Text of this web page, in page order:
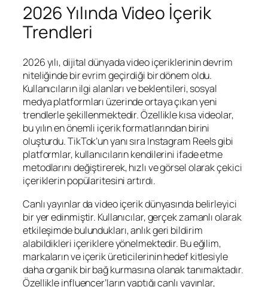
2026 Yılında Video İçerik
Trendleri
2026 yılı, dijital dünyada video içeriklerinin devrim
niteliğinde bir evrim geçirdiği bir dönem oldu.
Kullanıcıların ilgi alanları ve beklentileri, sosyal
medya platformları üzerinde ortaya çıkan yeni
trendlerle şekillenmektedir. Özellikle kısa videolar,
bu yılın en önemli içerik formatlarından birini
oluşturdu. TikTok’un yanı sıra Instagram Reels gibi
platformlar, kullanıcıların kendilerini ifade etme
metodlarını değiştirerek, hızlı ve görsel olarak çekici
içeriklerin popülaritesini artırdı.
Canlı yayınlar da video içerik dünyasında belirleyici
bir yer edinmiştir. Kullanıcılar, gerçek zamanlı olarak
etkileşimde bulundukları, anlık geri bildirim
alabildikleri içeriklere yönelmektedir. Bu eğilim,
markaların ve içerik üreticilerinin hedef kitlesiyle
daha organik bir bağ kurmasına olanak tanımaktadır.
Özellikle influencer’ların yaptığı canlı yayınlar,